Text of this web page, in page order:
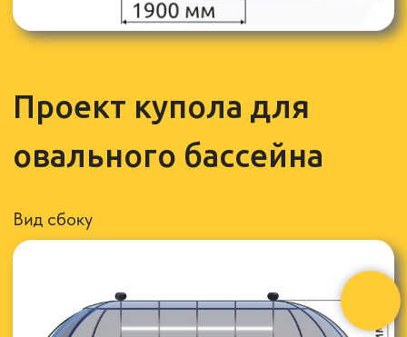
На первый взгляд кажется что, купол для бассейна
стеклянный, но на самом деле прозрачные вставки
остаются лишь не большие едва заметные
царапины.
данного материала сделаны многие надземные
пешеходные переходы козырьки и крыши
автобусных остановок